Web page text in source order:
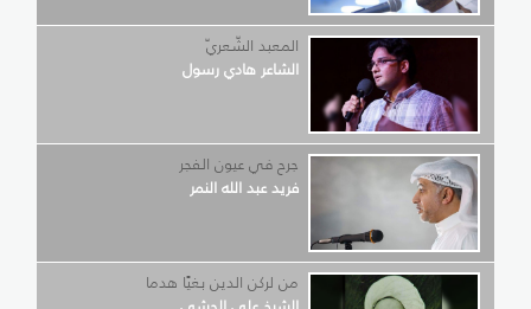
المعبد الشّعريّ
الشاعر هادي رسول
جرح في عيون الفجر
فريد عبد الله النمر
من لركن الدين بغيًا هدما